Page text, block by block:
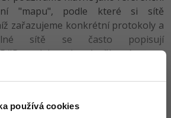
používá cookies
"mapu", podle které si sítě
zařazujeme konkrétní protokoly a
sítě se často popisují
IP modelem, který některé vrstvy
my se nejdříve naučíme pracovat s
pohledem.